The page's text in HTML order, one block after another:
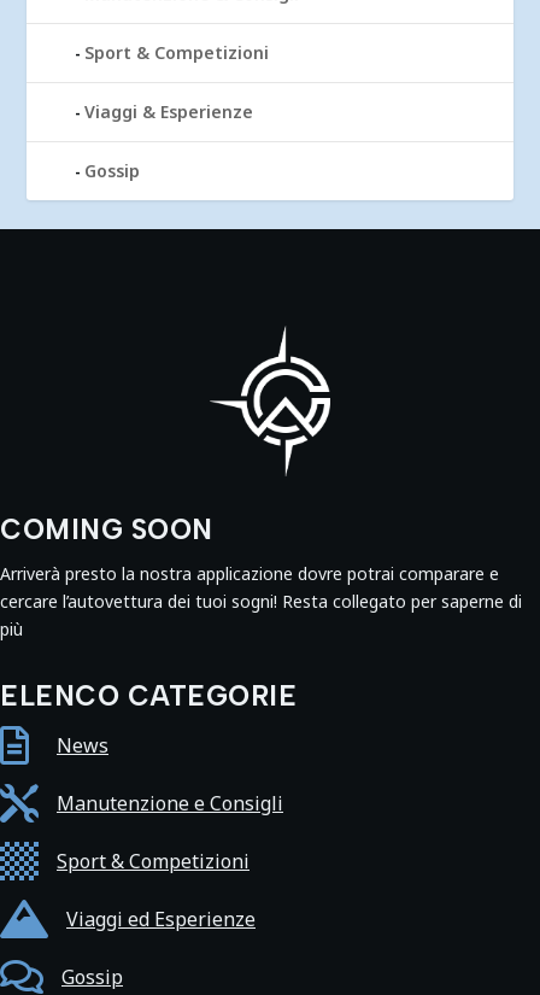
Sport & Competizioni
Viaggi & Esperienze
Gossip
COMING SOON
Arriverà presto la nostra applicazione dovre potrai comparare e
cercare l’autovettura dei tuoi sogni! Resta collegato per saperne di
più
ELENCO CATEGORIE
 News
 Manutenzione e Consigli
 Sport & Competizioni
 Viaggi ed Esperienze
 Gossip